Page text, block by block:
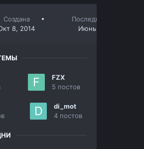
Создана
8, 2014
Последний ответ
Июнь 2, 2016
FZX
5 постов
di_mot
4 постов